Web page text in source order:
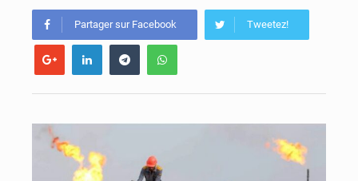
Partager sur Facebook Tweetez!